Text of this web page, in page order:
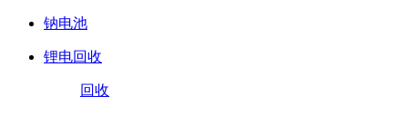
钠电池
锂电回收
回收